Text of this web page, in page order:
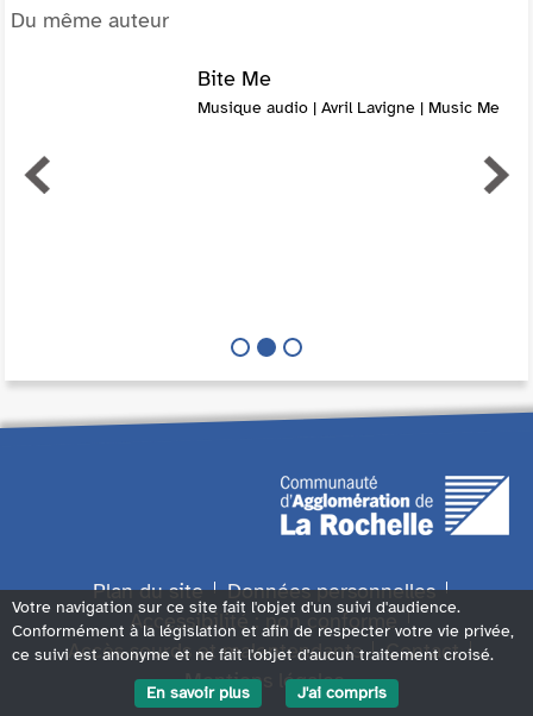
Du même auteur
Bite Me
Musique audio | Avril Lavigne | Music Me
Plan du site
Données personnelles
Accessibilité : non conforme
Accès sourds et malentendants
Contact
Mentions légales
Votre navigation sur ce site fait l'objet d'un suivi d'audience.
Conformément à la législation et afin de respecter votre vie privée,
ce suivi est anonyme et ne fait l'objet d'aucun traitement croisé.
En savoir plus
J'ai compris